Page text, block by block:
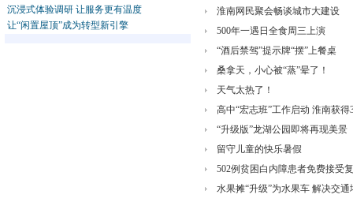
沉浸式体验调研 让服务更有温度
让“闲置屋顶”成为转型新引擎
淮南网民聚会畅谈城市大建设
500年一遇日全食周三上演
“酒后禁驾”提示牌“摆”上餐桌
桑拿天，小心被“蒸”晕了！
天气太热了！
高中“宏志班”工作启动 淮南获得
“升级版”龙湖公园即将再现美景
留守儿童的快乐暑假
502例贫困白内障患者免费接受
水果摊“升级”为水果车 解决交